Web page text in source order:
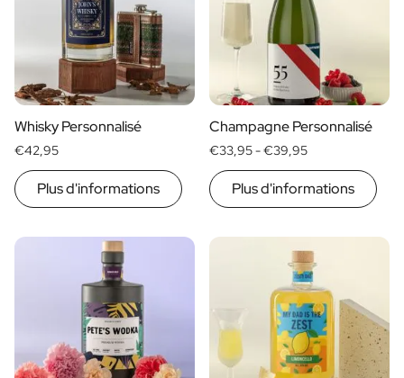
Whisky Personnalisé
€42,95
Plus d'informations
Champagne Personnalisé
€33,95 -€39,95
Plus d'informations